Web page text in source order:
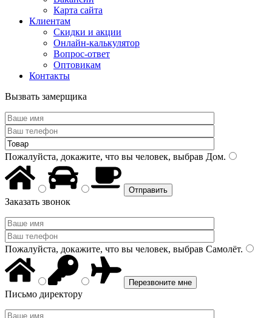
Карта сайта
Клиентам
Скидки и акции
Онлайн-калькулятор
Вопрос-ответ
Оптовикам
Контакты
Вызвать замерщика
Пожалуйста, докажите, что вы человек, выбрав Дом.
Заказать звонок
Пожалуйста, докажите, что вы человек, выбрав Самолёт.
Письмо директору